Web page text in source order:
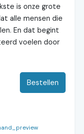
is onze grote
alle mensen die
En dat begint
voelen door
Bestellen